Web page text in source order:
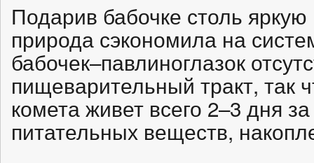
Подарив бабочке столь
природа сэкономила на
бабочек–павлиноглазок
пищеварительный тракт, так
комета живет всего 2–3 дня
питательных веществ,